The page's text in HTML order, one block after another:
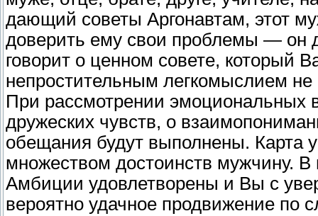
дающий советы Аргонавтам, этот
доверить ему свои проблемы — он
говорит о ценном совете, который
непростительным легкомыслием не
При рассмотрении эмоциональных
дружеских чувств, о
обещания будут выполнены. Карта
множеством достоинств мужчину.
Амбиции удовлетворены и Вы с
вероятно удачное продвижение по